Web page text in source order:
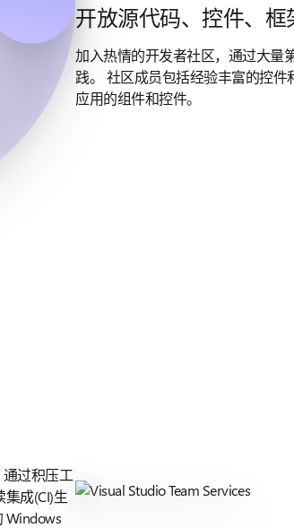
开放源代码、控件、框
加入热情的开发者社区，通过大量
践。 社区成员包括经验丰富的控
应用的组件和控件。
过积压工
成(CI)生
Windows